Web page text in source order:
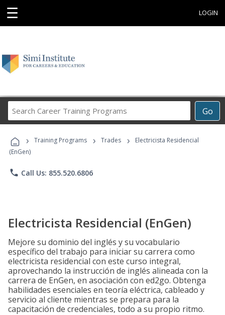
☰ LOGIN
Go
Career
Programs
› Training Programs › Trades ›
Electricista Residencial
(EnGen)
phone Call Us: 855.520.6806
Electricista Residencial (EnGen)
Mejore su dominio del inglés y su vocabulario
específico del trabajo para iniciar su carrera como
electricista residencial con este curso integral,
aprovechando la instrucción de inglés alineada con la
carrera de EnGen, en asociación con ed2go. Obtenga
habilidades esenciales en teoría eléctrica, cableado y
servicio al cliente mientras se prepara para la
capacitación de credenciales, todo a su propio ritmo.